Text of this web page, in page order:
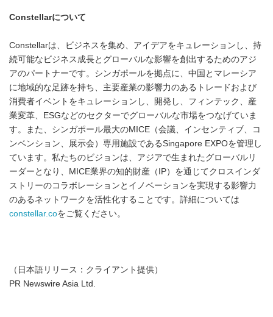
Constellarについて
Constellarは、ビジネスを集め、アイデアをキュレーションし、持
続可能なビジネス成長とグローバルな影響を創出するためのアジ
アのパートナーです。シンガポールを拠点に、中国とマレーシア
に地域的な足跡を持ち、主要産業の影響力のあるトレードおよび
消費者イベントをキュレーションし、開発し、フィンテック、産
業変革、ESGなどのセクターでグローバルな市場をつなげていま
す。また、シンガポール最大のMICE（会議、インセンティブ、コ
ンベンション、展示会）専用施設であるSingapore EXPOを管理し
ています。私たちのビジョンは、アジアで生まれたグローバルリ
ーダーとなり、MICE業界の知的財産（IP）を通じてクロスインダ
ストリーのコラボレーションとイノベーションを実現する影響力
のあるネットワークを活性化することです。詳細については
constellar.coをご覧ください。
（日本語リリース：クライアント提供）
PR Newswire Asia Ltd.